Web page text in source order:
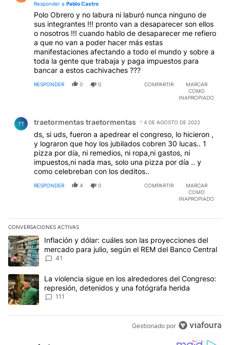
Responder a Pablo Castro
Polo Obrero y no labura ni laburó nunca ninguno de
sus integrantes !!! pronto van a desaparecer son ellos
o nosotros !!! cuando hablo de desaparecer me refiero
a que no van a poder hacer más estas
manifestaciones afectando a todo el mundo y sobre a
toda la gente que trabaja y paga impuestos para
bancar a estos cachivaches ???
RESPONDER 0 0 COMPARTIR
MARCAR
COMO
INAPROPIADO
TT traetormentas traetormentas 4 DE AGOSTO DE 2022
ds, si uds, fueron a apedrear el congreso, lo hicieron ,
y lograron que hoy los jubilados cobren 30 lucas.. 1
pizza por día, ni remedios, ni ropa,ni gastos, ni
impuestos,ni nada mas, solo una pizza por día .. y
como celebreban con los deditos..
RESPONDER 4 0 COMPARTIR
MARCAR
COMO
INAPROPIADO
CONVERSACIONES ACTIVAS
Este listado muestra los artículos con más comentarios en los
Un artículo de tendencia con el título "Inflación y dólar: cuáles
Inflación y dólar: cuáles son las proyecciones del
mercado para julio, según el REM del Banco Central
41
Un artículo de tendencia con el título "La violencia sigue en los
La violencia sigue en los alrededores del Congreso:
represión, detenidos y una fotógrafa herida
111
Gestionado por